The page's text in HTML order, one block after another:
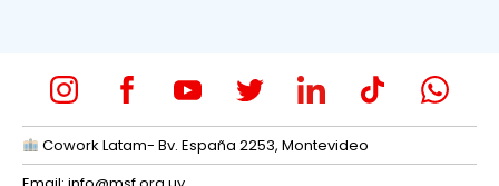
Cowork Latam- Bv. España 2253, Montevideo